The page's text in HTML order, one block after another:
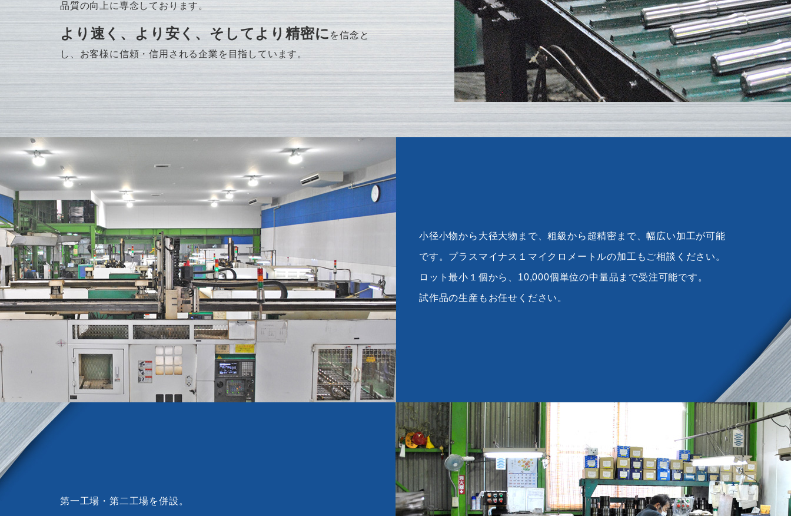
品質の向上に専念しております。
より速く、より安く、そしてより精密に を信念と
し、お客様に信頼・信用される企業を目指しています。
小径小物から大径大物まで、粗級から超精密まで、幅広い加工が可能
です。プラスマイナス１マイクロメートルの加工もご相談ください。
ロット最小１個から、10,000個単位の中量品まで受注可能です。
試作品の生産もお任せください。
第一工場・第二工場を併設。